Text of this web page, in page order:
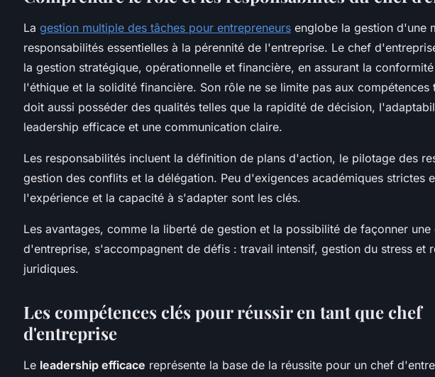
La gestion multiple des tâches pour entrepreneurs englobe la gestion d'une
responsabilités essentielles à la pérennité de l'entreprise. Le chef
la gestion stratégique, opérationnelle et financière, en assurant la
l'éthique et la solidité financière. Son rôle ne se limite pas aux compétences
doit aussi posséder des qualités telles que la rapidité de décision,
leadership efficace et une communication claire.
Les responsabilités incluent la définition de plans d'action, le pilotage des
gestion des conflits et la délégation. Peu d'exigences académiques strictes
l'expérience et la capacité à s'adapter sont les clés.
Les avantages, comme la liberté de gestion et la possibilité de façonner une
d'entreprise, s'accompagnent de défis : travail intensif, gestion du stress et
juridiques.
Les compétences clés pour réussir en tant que chef
d'entreprise
Le leadership efficace représente la base de la réussite pour un chef